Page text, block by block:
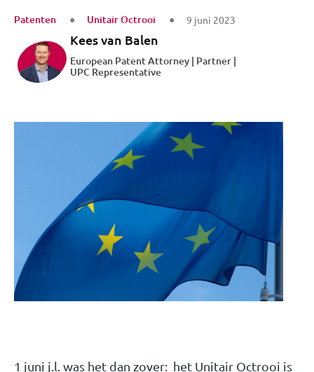
Patenten Unitair Octrooi 9 juni 2023
Kees van Balen
European Patent Attorney | Partner |
UPC Representative
1 juni j.l. was het dan zover: het Unitair Octrooi is